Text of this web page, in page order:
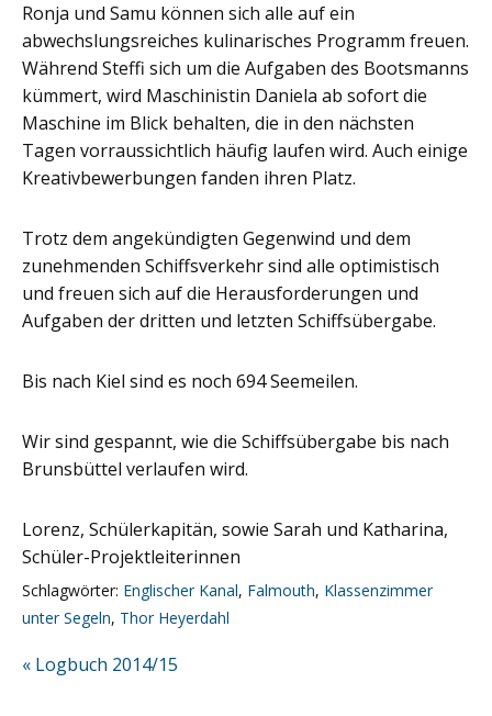
Ronja und Samu können sich alle auf ein
abwechslungsreiches kulinarisches Programm freuen.
Während Steffi sich um die Aufgaben des Bootsmanns
kümmert, wird Maschinistin Daniela ab sofort die
Maschine im Blick behalten, die in den nächsten
Tagen vorraussichtlich häufig laufen wird. Auch einige
Kreativbewerbungen fanden ihren Platz.
Trotz dem angekündigten Gegenwind und dem
zunehmenden Schiffsverkehr sind alle optimistisch
und freuen sich auf die Herausforderungen und
Aufgaben der dritten und letzten Schiffsübergabe.
Bis nach Kiel sind es noch 694 Seemeilen.
Wir sind gespannt, wie die Schiffsübergabe bis nach
Brunsbüttel verlaufen wird.
Lorenz, Schülerkapitän, sowie Sarah und Katharina,
Schüler-Projektleiterinnen
Schlagwörter: Englischer Kanal, Falmouth, Klassenzimmer
unter Segeln, Thor Heyerdahl
« Logbuch 2014/15